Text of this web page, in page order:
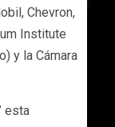
Chevron,
Institute
y la Cámara
esta